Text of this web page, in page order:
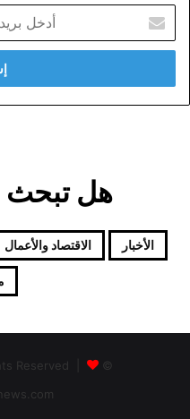
بريدك
الإلكتروني
هل تبحث
الأخبار الاقتصاد والأعمال
© Copyright 2026, All Rights Reserved |